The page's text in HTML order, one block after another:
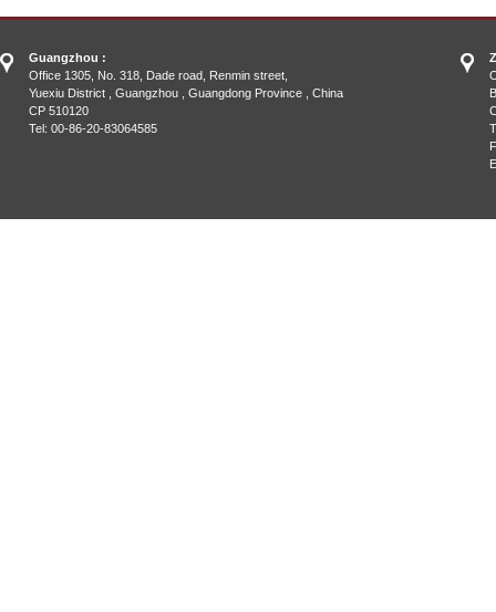
Guangzhou :
Office 1305, No. 318, Dade road, Renmin street,
Yuexiu District , Guangzhou , Guangdong Province , China
CP 510120
Tel: 00-86-20-83064585